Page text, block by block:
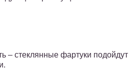
– стеклянные фартуки подойдут